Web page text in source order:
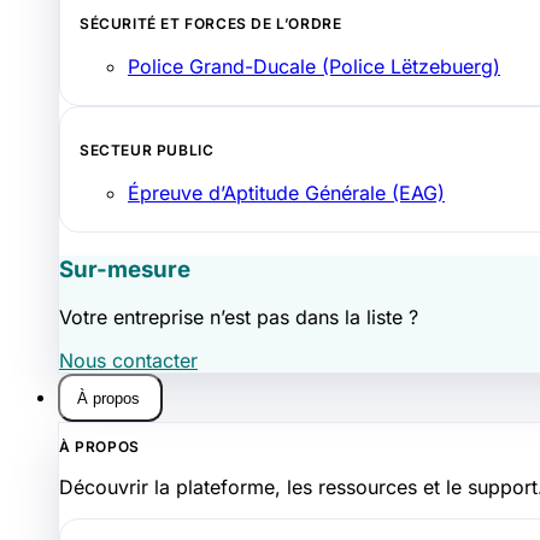
SÉCURITÉ ET FORCES DE L’ORDRE
Police Grand-Ducale (Police Lëtzebuerg)
SECTEUR PUBLIC
Épreuve d’Aptitude Générale (EAG)
Sur-mesure
Votre entreprise n’est pas dans la liste ?
Nous contacter
À propos
À PROPOS
Découvrir la plateforme, les ressources et le